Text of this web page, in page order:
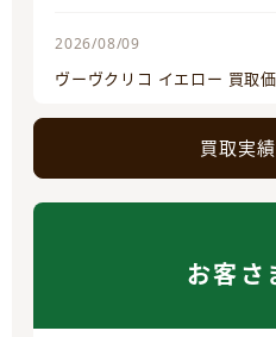
2026/08/09
ヴーヴクリコ イエロー 買取
買取実
お客さ